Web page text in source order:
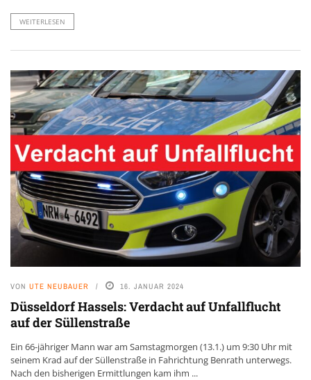
WEITERLESEN
VON UTE NEUBAUER 16. JANUAR 2024
Düsseldorf Hassels: Verdacht auf Unfallflucht
auf der Süllenstraße
Ein 66-jähriger Mann war am Samstagmorgen (13.1.) um 9:30 Uhr mit
seinem Krad auf der Süllenstraße in Fahrichtung Benrath unterwegs.
Nach den bisherigen Ermittlungen kam ihm ...